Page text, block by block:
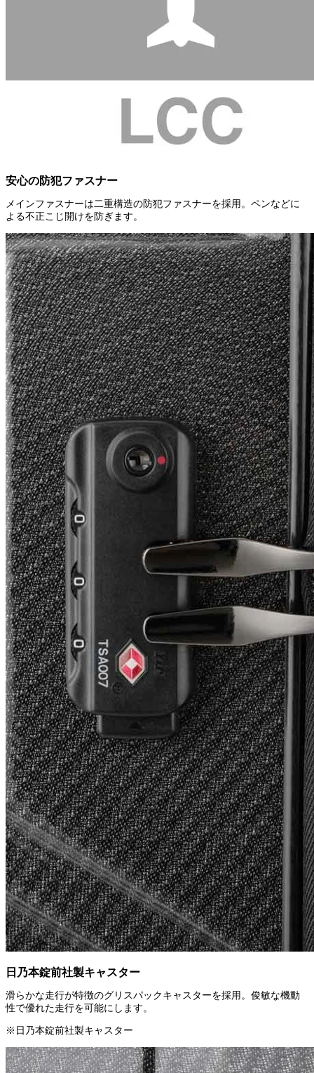
安心の防犯ファスナー
メインファスナーは二重構造の防犯ファスナーを採用。ペンなどに
よる不正こじ開けを防ぎます。
日乃本錠前社製キャスター
滑らかな走行が特徴のグリスパックキャスターを採用。俊敏な機動
性で優れた走行を可能にします。
※日乃本錠前社製キャスター